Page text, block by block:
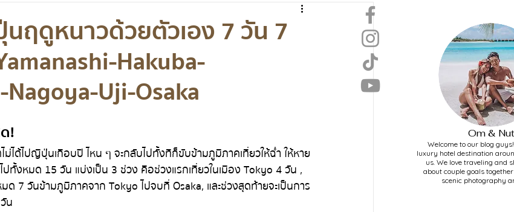
IN EUROPE
HOTEL IN NEW ZEALAND HOTEL IN JAPAN
ฤดูหนาวด้วยตัวเอง 7 วัน 7
Hakuba-
Uji-Osaka
!
งหมด 15 วัน แบ่งเป็น 3 ช่วง คือช่วงแรกเที่ยวในเมือง Tokyo 4 วัน ,
ด 7 วันข้ามภูมิภาคจาก Tokyo ไปจบที่ Osaka, และช่วงสุดท้ายจะเป็นการ
น
Om & Nut
Welcome to our blog
luxury hotel destination
us. We love traveling and
about couple goals
scenic photography